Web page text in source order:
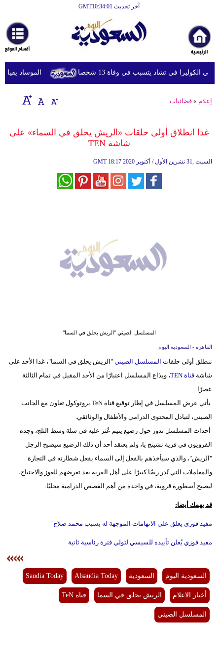
آخر تحديث GMT10:34:01
أخبارعاجلة
رياضة
ثقافة
إقتصاد
وموسيقى
علوم
وتكنولوجيا
أبراج
سيارات
الموساد يقيل الكوليرا في تشاد يتسبب في وفاة 13 شخصا
إعلام »فضائيات
غدا انطلاق أولى حلقات «الريش يحلق في السماء» على
شاشة TEN
GMT 18:17 2020 السبت ,31 تشرين الأول / أكتوبر
المسلسل الصيني "الريش يحلق في السما"
القاهرة - السعودية اليوم
تنطلق أولى حلقات المسلسل الصيني"الريش يحلق في السما"، غدا الأحد على
شاشةقناة TEN
، ويذاع المسلسل اعتبارًا من الأحد المقبل في تمام الثالثة
عصرًا.
يأتي عرض المسلسل في إطار توقيع قناة TeN بروتوكول تعاون مع الجانب
الصيني، لتبادل المحتوى الدرامي والأطفال والوثائقي.
أحداث المسلسل تدور حول رضيع يتيم عُثر عليه في سلة وسط الثلج، وجده
القرويون في قرية تشينج يا، ولم يعتقد أحد أن ذلك الرضيع سيصبح الرجل
"الريش"، والذي سيأخذهم بالفعل إلى السماء بفعل شطارته في التجارة
والمعاملات التي تُدر ربحًا كبيرًا على أهل القرية بعد تعرضهم للعوز والاحتياج،
ليصبح أسطورة قروية، في واحدة من أهم القصص الدرامية محليًا.
قد يهمك أيضا:
مفيد فوزي يعلق على الاتهامات الموجهة له بسبب محمد صلاح
مفيد فوزي يُعلن تأييده للسيسي لتولي فترة رئاسية ثانية
السعودية اليوم السعودية Alsaudia Today
Saudia Today
أخبار الاعلام الريش يحلق في السما قناة TeN
المسلسل الصيني